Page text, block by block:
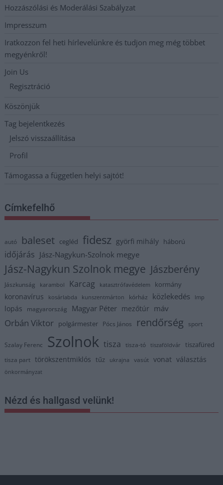
Hozzászólási és Moderálási Szabályzat
Impresszum
Iratkozzon fel heti hírlevelünkre és tudjon meg még többet
megyénkről!
Join Us
Regisztráció
Köszönjük
Tag bejelentkezés
Jelszó visszaállítása
Profil
Támogassa a független helyi sajtót!
Címkefelhő
autó baleset cegléd fidesz györfi mihály háború
időjárás Jász-Nagykun-Szolnok megye
Jász-Nagykun Szolnok megye Jászberény
Jászkunság karambol Karcag katasztrófavédelem kormány
koronavírus kosárlabda kunszentmárton kórház közlekedés lmp
lopás magyarország Magyar Péter mezőtúr máv
Orbán Viktor polgármester Pócs János rendőrség sport
Szalay Ferenc Szolnok tisza tisza-tó tiszaföldvár tiszafüred
tisza part törökszentmiklós tűz ukrajna vasút vonat választás
önkormányzat
Nézd és hallgasd velünk!